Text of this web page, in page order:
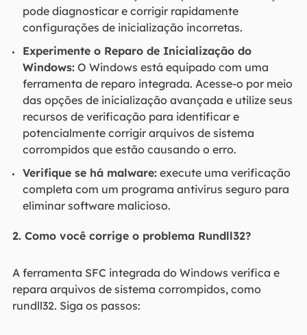
pode diagnosticar e corrigir rapidamente
configurações de inicialização incorretas.
Experimente o Reparo de Inicialização do
Windows:O Windows está equipado com uma
ferramenta de reparo integrada. Acesse-o por meio
das opções de inicialização avançada e utilize seus
recursos de verificação para identificar e
potencialmente corrigir arquivos de sistema
corrompidos que estão causando o erro.
Verifique se há malware:execute uma verificação
completa com um programa antivírus seguro para
eliminar software malicioso.
2. Como você corrige o problema Rundll32?
A ferramenta SFC integrada do Windows verifica e
repara arquivos de sistema corrompidos, como
rundll32. Siga os passos: